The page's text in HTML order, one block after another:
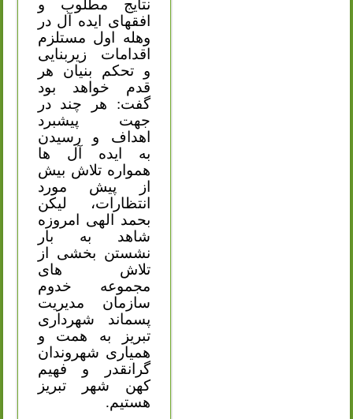
نتایج مطلوب و
افقهای ایده آل در
وهله اول مستلزم
اقدامات زیربنایی
و تحکم بنیان هر
قدم خواهد بود
گفت: هر چند در
جهت پیشبرد
اهداف و رسیدن
به ایده آل ها
همواره تلاش بیش
از پیش مورد
انتظارات، لیکن
بحمد الهی امروزه
شاهد به بار
نشستن بخشی از
تلاش های
مجموعه خدوم
سازمان مدیریت
پسماند شهرداری
تبریز به همت و
همیاری شهروندان
گرانقدر و فهیم
کهن شهر تبریز
هستیم.